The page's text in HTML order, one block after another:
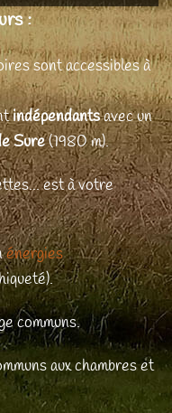
:
sont accessibles à
indépendantsavec un
Sure(1980 m).
est à votre
énergies
communs.
aux chambres et